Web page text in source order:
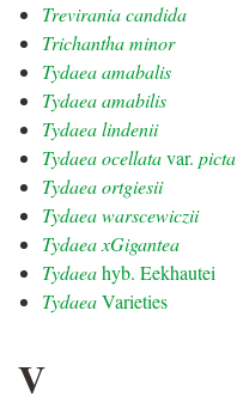
Trevirania candida
Trichantha minor
Tydaea amabalis
Tydaea amabilis
Tydaea lindenii
Tydaea ocellatavar. picta
Tydaea ortgiesii
Tydaea warscewiczii
Tydaea xGigantea
Tydaeahyb. Eekhautei
TydaeaVarieties
V